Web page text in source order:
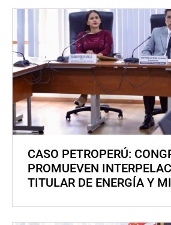
CASO PETROPERÚ:
PROMUEVEN
TITULAR DE ENERGÍA Y